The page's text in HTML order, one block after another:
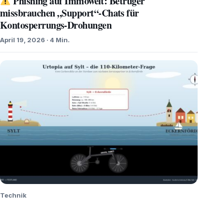
missbrauchen „Support“-Chats für
Kontosperrungs-Drohungen
April 19, 2026 · 4 Min.
Technik